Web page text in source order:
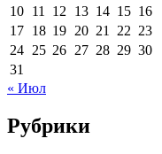
10 11 12 13 14 15 16
17 18 19 20 21 22 23
24 25 26 27 28 29 30
31
« Июл
Рубрики